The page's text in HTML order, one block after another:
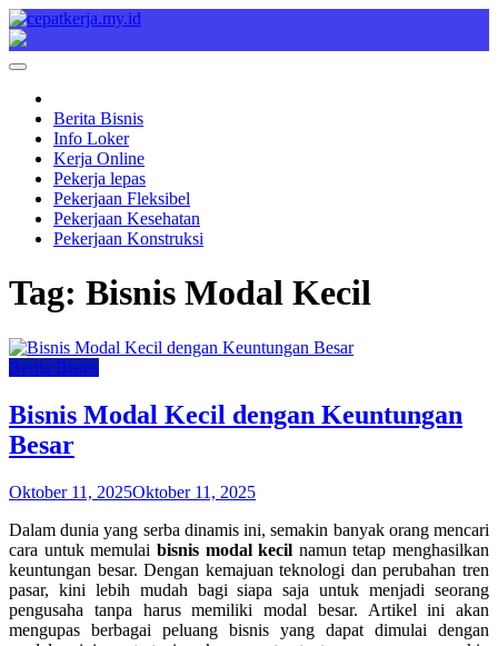
Skip
to
content
Cepat Kerja
Berita Bisnis
Berita Bisnis
Info Loker
Kerja Online
Pekerja lepas
Pekerjaan Fleksibel
Pekerjaan Kesehatan
Pekerjaan Konstruksi
Tag: Bisnis Modal Kecil
Berita Bisnis
Bisnis Modal Kecil dengan Keuntungan
Besar
Oktober 11, 2025Oktober 11, 2025
Dalam dunia yang serba dinamis ini, semakin banyak orang mencari
cara untuk memulai bisnis modal kecil namun tetap menghasilkan
keuntungan besar. Dengan kemajuan teknologi dan perubahan tren
pasar, kini lebih mudah bagi siapa saja untuk menjadi seorang
pengusaha tanpa harus memiliki modal besar. Artikel ini akan
mengupas berbagai peluang bisnis yang dapat dimulai dengan